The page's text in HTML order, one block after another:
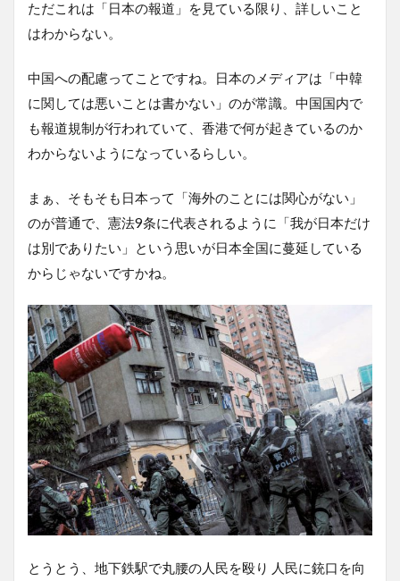
ただこれは「日本の報道」を見ている限り、詳しいこと
はわからない。
中国への配慮ってことですね。日本のメディアは「中韓
に関しては悪いことは書かない」のが常識。中国国内で
も報道規制が行われていて、香港で何が起きているのか
わからないようになっているらしい。
まぁ、そもそも日本って「海外のことには関心がない」
のが普通で、憲法9条に代表されるように「我が日本だけ
は別でありたい」という思いが日本全国に蔓延している
からじゃないですかね。
とうとう、地下鉄駅で丸腰の人民を殴り 人民に銃口を向